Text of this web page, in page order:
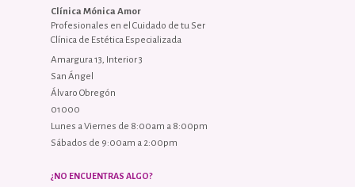
Clínica Mónica Amor
Profesionales en el Cuidado de tu Ser
Clínica de Estética Especializada
Amargura 13, Interior 3
San Ángel
Álvaro Obregón
01000
Lunes a Viernes de 8:00am a 8:00pm
Sábados de 9:00am a 2:00pm
¿NO ENCUENTRAS ALGO?